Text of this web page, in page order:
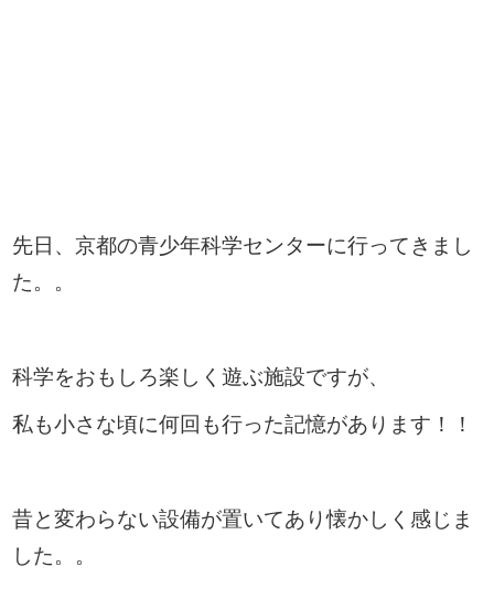
先日、京都の青少年科学センターに行ってきまし
た。。
科学をおもしろ楽しく遊ぶ施設ですが、
私も小さな頃に何回も行った記憶があります！！
昔と変わらない設備が置いてあり懐かしく感じま
した。。